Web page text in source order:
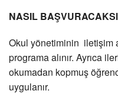
NASIL
Okul yönetiminin iletişim
programa alınır. Ayrıca
okumadan kopmuş
uygulanır.